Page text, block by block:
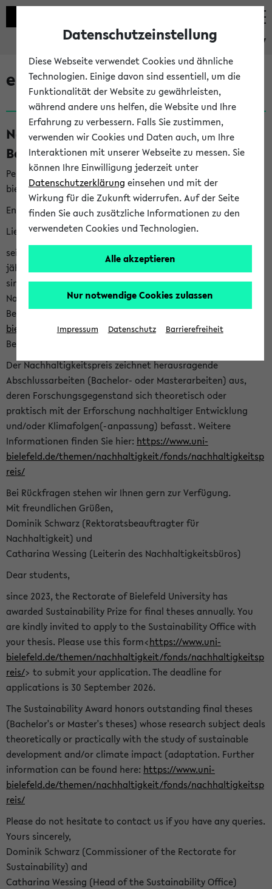
eKVV
eKVV News
Nachhaltigkeitspreis 2026:
Bewerbungsphase gestartet (06.08.26)
Per E-Mail eingestellt von nachhaltigkeitsbuero@uni-
bielefeld.de an den Verteiler 'Alle Studierenden':
English version below
Liebe Studierende,
seit 2023 verleiht das Rektorat der Universität Bielefeld
jährlich den Nachhaltigkeitspreis für Abschlussarbeiten. Sie
sind herzlich eingeladen sich mit Ihrer Abschlussarbeit beim
Nachhaltigkeitsbüro zu bewerben. Bitte nutzen Sie für Ihre
Bewerbung dieses Formular<https://formulare.uni-
bielefeld.de/frontend-server/form/provide/913/>. Die
Bewerbungsfrist endet am 30.09.2026.
Der Nachhaltigkeitspreis zeichnet herausragende
Abschlussarbeiten (Bachelor- oder Masterarbeiten) aus,
deren Forschungsgegenstand sich theoretisch oder
praktisch mit der Erforschung nachhaltiger Entwicklung
und/oder Klimafolgen(-anpassung) befasst. Weitere
Informationen finden Sie hier: https://www.uni-
bielefeld.de/themen/nachhaltigkeit/fonds/nachhaltigkeitsp
reis/
Bei Rückfragen stehen wir Ihnen gern zur Verfügung.
Mit freundlichen Grüßen,
Dominik Schwarz (Rektoratsbeauftragter für
Nachhaltigkeit) und
Catharina Wessing (Leiterin des Nachhaltigkeitsbüros)
Dear students,
since 2023, the Rectorate of Bielefeld University has
awarded Sustainability Prize for final theses annually. You
are kindly invited to apply to the Sustainability Office with
your thesis. Please use this form<https://www.uni-
bielefeld.de/themen/nachhaltigkeit/fonds/nachhaltigkeitsp
reis/> to submit your application. The deadline for
applications is 30 September 2026.
The Sustainability Award honors outstanding final theses
(Bachelor's or Master's theses) whose research subject deals
theoretically or practically with the study of sustainable
development and/or climate impact (adaptation. Further
information can be found here: https://www.uni-
bielefeld.de/themen/nachhaltigkeit/fonds/nachhaltigkeitsp
reis/
Please do not hesitate to contact us if you have any queries.
Yours sincerely,
Dominik Schwarz (Commissioner of the Rectorate for
Sustainability) and
Catharina Wessing (Head of the Sustainability Office)
Datenschutzeinstellung
Diese Webseite verwendet Cookies und ähnliche
Technologien. Einige davon sind essentiell, um die
Funktionalität der Website zu gewährleisten,
während andere uns helfen, die Website und Ihre
Erfahrung zu verbessern. Falls Sie zustimmen,
verwenden wir Cookies und Daten auch, um Ihre
Interaktionen mit unserer Webseite zu messen. Sie
können Ihre Einwilligung jederzeit unter
Datenschutzerklärung einsehen und mit der
Wirkung für die Zukunft widerrufen. Auf der Seite
finden Sie auch zusätzliche Informationen zu den
verwendeten Cookies und Technologien.
Alle akzeptieren
Nur notwendige Cookies zulassen
Impressum Datenschutz Barrierefreiheit